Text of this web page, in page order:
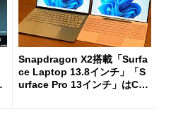
Snapdragon X2搭載「Surfa
ce Laptop 13.8インチ」「S
urface Pro 13インチ」はCop